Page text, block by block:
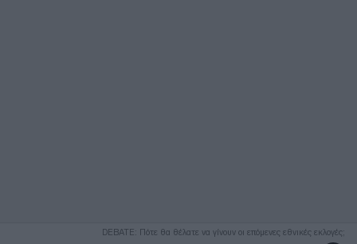
DEBATE: Πότε θα θέλατε να γίνουν οι επόμενες εθνικές εκλογές;